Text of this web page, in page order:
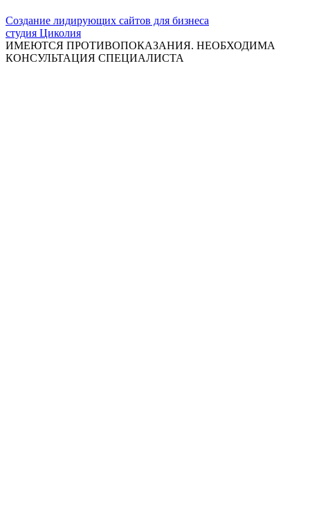
Создание лидирующих сайтов для бизнеса
студия Циколия
ИМЕЮТСЯ ПРОТИВОПОКАЗАНИЯ. НЕОБХОДИМА
КОНСУЛЬТАЦИЯ СПЕЦИАЛИСТА